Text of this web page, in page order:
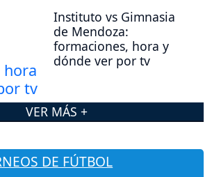
Instituto vs Gimnasia
de Mendoza:
formaciones, hora y
dónde ver por tv
VER MÁS +
DE FÚTBOL